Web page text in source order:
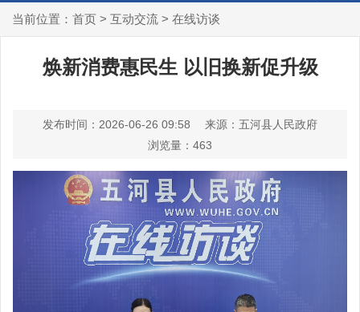
当前位置： 首页 > 互动交流 > 在线访谈
焕新消费惠民生 以旧换新促升级
发布时间：2026-06-26 09:58
来源：五河县人民政府
浏览量： 463